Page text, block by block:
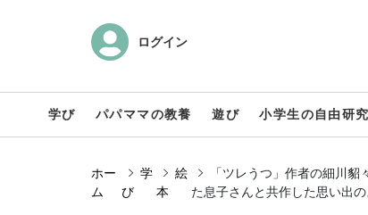
ログイン
学び パパママの教養 遊び 小学生の自由研
ホー
ム
学
び
絵
本
「ツレうつ」作者の細川
た息子さんと共作した思い出